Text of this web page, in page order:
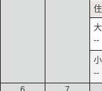
--
--